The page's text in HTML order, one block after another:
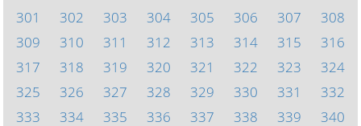
301
302 303 304 305 306 307
308
309
310 311 312 313 314 315
316
317
318 319 320 321 322 323
324
325
326 327 328 329 330 331
332
333
334 335 336 337 338 339 340